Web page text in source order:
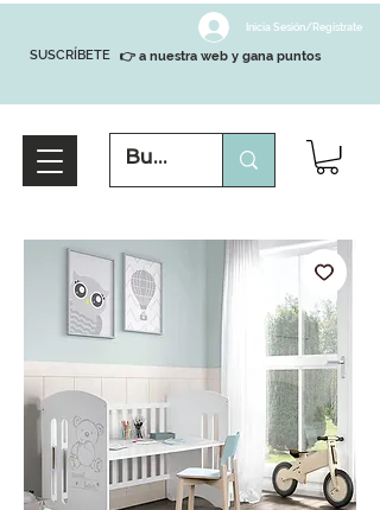
SUSCRÍBETE
Inicia Sesión/Regístrate
👉 a nuestra web y gana puntos